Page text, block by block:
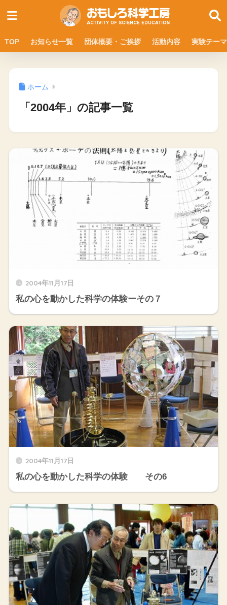
TOP お知らせ一覧 団体概要・ご挨拶 活動内容 実験テーマ
ホーム
「2004年」の記事一覧
2004年11月17日
私の心を動かした科学の体験ーその７
2004年11月17日
私の心を動かした科学の体験 その6